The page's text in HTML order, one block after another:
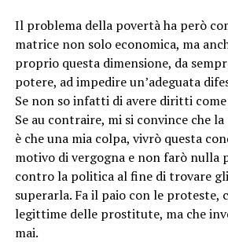
Il problema della povertà ha però
matrice non solo economica, ma
proprio questa dimensione, da
potere, ad impedire un’adeguata
Se non so infatti di avere diritti
Se au contraire, mi si convince che
è che una mia colpa, vivrò questa
motivo di vergogna e non farò nulla
contro la politica al fine di trovare
superarla. Fa il paio con le proteste,
legittime delle prostitute, ma che
mai.